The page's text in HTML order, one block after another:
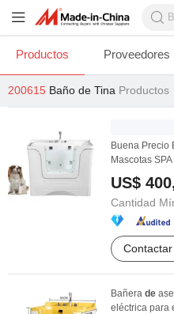
Productos Proveedores
200615 Baño de Tina Productos
Buena Precio
Mascotas
US$
Cantidad
Bañera de
eléctrica para